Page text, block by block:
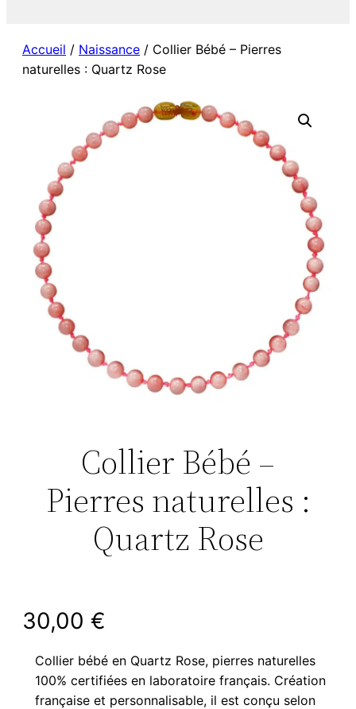
Accueil / Naissance / Collier Bébé – Pierres
naturelles : Quartz Rose
Collier Bébé –
Pierres naturelles :
Quartz Rose
30,00 €
Collier bébé en Quartz Rose, pierres naturelles
100% certifiées en laboratoire français. Création
française et personnalisable, il est conçu selon